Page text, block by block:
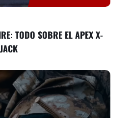
TODO SOBRE EL APEX X-